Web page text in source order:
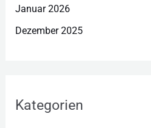
Januar 2026
Dezember 2025
Kategorien